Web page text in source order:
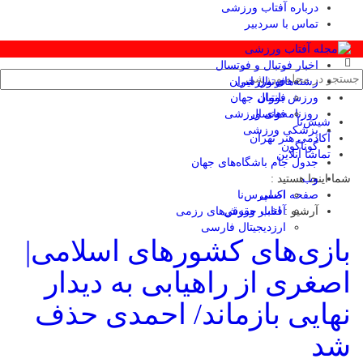
درباره آفتاب ورزشی
تماس با سردبیر
اخبار فوتبال و فوتسال
فوتبال ایران
فوتبال جهان
فوتسال
رشته‌های ورزشی
ورزش بانوان
روزنامه‌های ورزشی
پزشکی ورزشی
گوناگون
جدول جام باشگاه‌های جهان
وب
اکسپرس‌نا
آفتاب حقوقی
ارزدیجیتال فارسی
شیش‌تا
آکادمی هنر تهران
تماشا آنلاین
شما اینجا هستید :
صفحه اصلی
آرشیو :اخبار ورزش‌های رزمی
بازی‌های کشورهای اسلامی|
اصغری از راهیابی به دیدار
نهایی بازماند/ احمدی حذف
شد